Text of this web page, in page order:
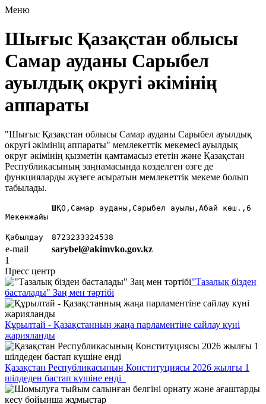
Меню
Шығыс Қазақстан облысы
Самар ауданы Сарыбел
ауылдық округі әкімінің
аппараты
"Шығыс Қазақстан облысы Самар ауданы Сарыбел ауылдық
округі әкімінің аппараты" мемлекеттік мекемесі ауылдық
округ әкімінің қызметін қамтамасыз ететін және Қазақстан
Республикасының заңнамасында көзделген өзге де
функцияларды жүзеге асыратын мемлекеттік мекеме болып
табылады.
Мекенжайы
ШҚО,Самар ауданы,Сарыбел ауылы,Абай көш.,6
Қабылдау 8723233324538
e-mail
sarybel@akimvko.gov.kz
1
Пресс центр
"Тазалық бізден
басталады" Заң мен тәртібі
Құрылтай - Қазақстанның жаңа парламентіне сайлау күні
жарияланды
Қазақстан Республикасының Конституциясы 2026 жылғы 1
шілдеден бастап күшіне енді